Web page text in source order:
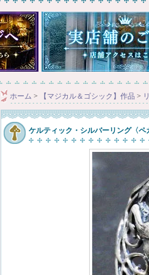
ホーム > 【マジカル＆ゴシック】作品 >
ケルティック・シルバーリング〈ペ